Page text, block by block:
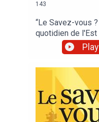
143
“Le Savez-vous
quotidien de l'Est
et à tout ce que
raconté par
articles réalisés
Play